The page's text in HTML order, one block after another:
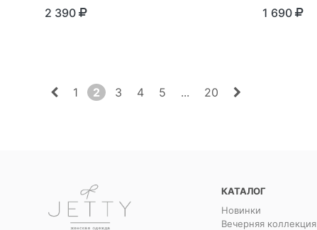
2 390
1 690
1 2 3 4 5 ... 20
КАТАЛОГ
Новинки
Вечерняя коллекция